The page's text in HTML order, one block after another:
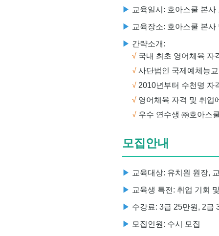
교육일시: 호아스쿨 본사
교육장소: 호아스쿨 본사
간략소개:
국내 최초 영어체육 자
사단법인 국제예체능
2010년부터 수천명 자
영어체육 자격 및 취업
우수 연수생 ㈜호아스
모집안내
교육대상: 유치원 원장,
교육생 특전: 취업 기회
수강료: 3급 25만원, 2급
모집인원: 수시 모집